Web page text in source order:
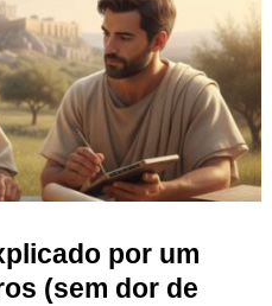
por um
(sem dor de